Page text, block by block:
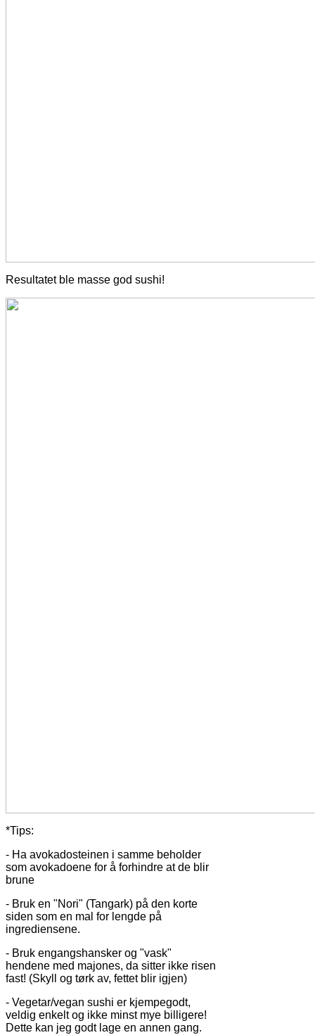
Resultatet ble masse god sushi!
*Tips:
- Ha avokadosteinen i samme beholder
som avokadoene for å forhindre at de blir
brune
- Bruk en "Nori" (Tangark) på den korte
siden som en mal for lengde på
ingrediensene.
- Bruk engangshansker og "vask"
hendene med majones, da sitter ikke risen
fast! (Skyll og tørk av, fettet blir igjen)
- Vegetar/vegan sushi er kjempegodt,
veldig enkelt og ikke minst mye billigere!
Dette kan jeg godt lage en annen gang.